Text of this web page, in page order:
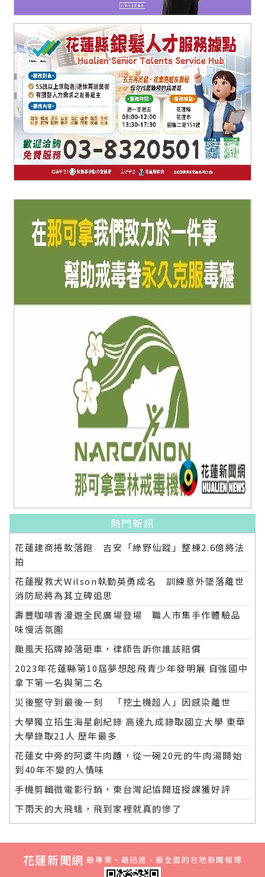
熱門新訊
花蓮建商捲款落跑 吉安「綠野仙蹤」整棟2.6億將法
拍
花蓮搜救犬Wilson執勤英勇成名 訓練意外墜落離世
消防局將為其立碑追思
壽豐咖啡香漫遊全民廣場登場 職人市集手作體驗品
味慢活氛圍
颱風天招牌掉落砸車，律師告訴你誰該賠償
2023年花蓮縣第10屆夢想起飛青少年發明展 自強國中
拿下第一名與第二名
災後堅守到最後一刻 「挖土機超人」因感染離世
大學獨立招生海星創紀錄 高達九成錄取國立大學 東華
大學錄取21人 歷年最多
花蓮女中旁的阿婆牛肉麵，從一碗20元的牛肉湯開始
到40年不變的人情味
手機剪輯微電影行銷，東台灣記協開班授課獲好評
下雨天的大飛蛾，飛到家裡就真的慘了
花蓮新聞網 最專業、最迅速、最全面的在地新聞報導